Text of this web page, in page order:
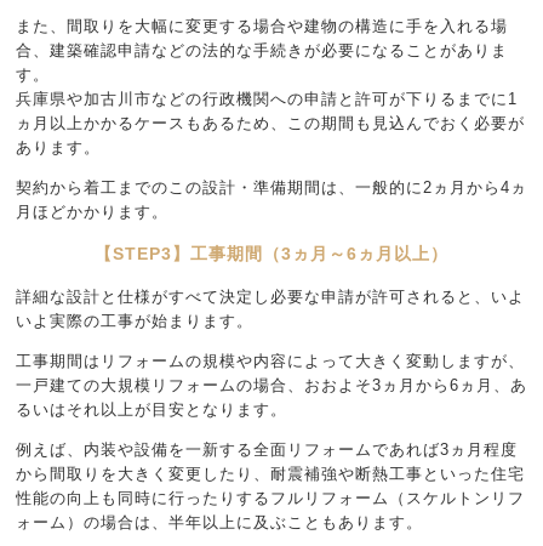
また、間取りを大幅に変更する場合や建物の構造に手を入れる場
合、建築確認申請などの法的な手続きが必要になることがありま
す。
兵庫県や加古川市などの行政機関への申請と許可が下りるまでに1
ヵ月以上かかるケースもあるため、この期間も見込んでおく必要が
あります。
契約から着工までのこの設計・準備期間は、一般的に2ヵ月から4ヵ
月ほどかかります。
【STEP3】工事期間（3ヵ月～6ヵ月以上）
詳細な設計と仕様がすべて決定し必要な申請が許可されると、いよ
いよ実際の工事が始まります。
工事期間はリフォームの規模や内容によって大きく変動しますが、
一戸建ての大規模リフォームの場合、おおよそ3ヵ月から6ヵ月、あ
るいはそれ以上が目安となります。
例えば、内装や設備を一新する全面リフォームであれば3ヵ月程度
から間取りを大きく変更したり、耐震補強や断熱工事といった住宅
性能の向上も同時に行ったりするフルリフォーム（スケルトンリフ
ォーム）の場合は、半年以上に及ぶこともあります。